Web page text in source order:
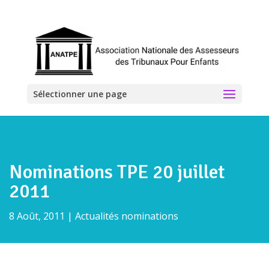
Sélectionner une page
Nominations TPE 20 juillet
2011
8 Août, 2011 | Actualités nominations